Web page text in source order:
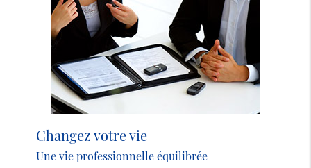
Changez votre vie
Une vie professionnelle équilibrée